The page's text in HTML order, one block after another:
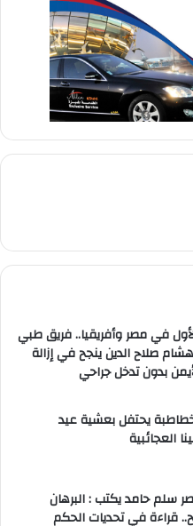
في مصر وأفريقيا.. فريق طبي
صلاح الدين ينجح في إزالة
بدون تدخل جراحي
يحتفل بعشية عيد
العجائبية
سلم حامد يكتب : البرهان
قراءة في تحديات الحكم